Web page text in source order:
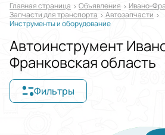
Главная страница Oбъявления
Ивано-
Запчасти для транспорта
Автозапчасти
Инструменты и оборудование
Автоинструмент
Франковская область
Фильтры